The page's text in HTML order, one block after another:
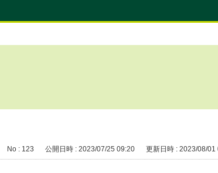
No : 123 公開日時 : 2023/07/25 09:20 更新日時 : 2023/08/01